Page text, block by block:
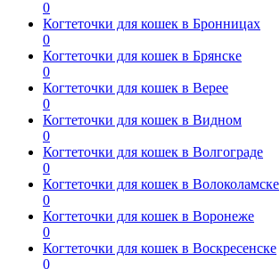
0
Когтеточки для кошек в Бронницах
0
Когтеточки для кошек в Брянске
0
Когтеточки для кошек в Верее
0
Когтеточки для кошек в Видном
0
Когтеточки для кошек в Волгограде
0
Когтеточки для кошек в Волоколамске
0
Когтеточки для кошек в Воронеже
0
Когтеточки для кошек в Воскресенске
0